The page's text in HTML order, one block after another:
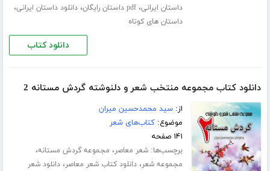
داستان ایرانی،pdf داستان رایگان ،دانلود داستان ایرانی،
داستان های کوتاه
دانلود کتاب
دانلود کتاب مجموعه منتخب شعر و دلنوشته گردش مستانه 2
از:سید محمدحسین میران
موضوع:کتاب‌های شعر
۱۴۱ صفحه
برچسب‌ها:شعر معاصر، مجموعه گردش مستانه،
مجموعه شعر،دانلود کتاب شعر معاصر،دانلود شعر